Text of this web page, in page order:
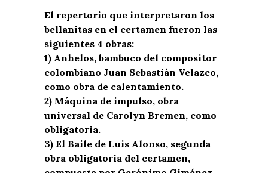
El repertorio que interpretaron los
bellanitas en el certamen fueron las
siguientes 4 obras:
1) Anhelos, bambuco del compositor
colombiano Juan Sebastián Velazco,
como obra de calentamiento.
2) Máquina de impulso, obra
universal de Carolyn Bremen, como
obligatoria.
3) El Baile de Luis Alonso, segunda
obra obligatoria del certamen,